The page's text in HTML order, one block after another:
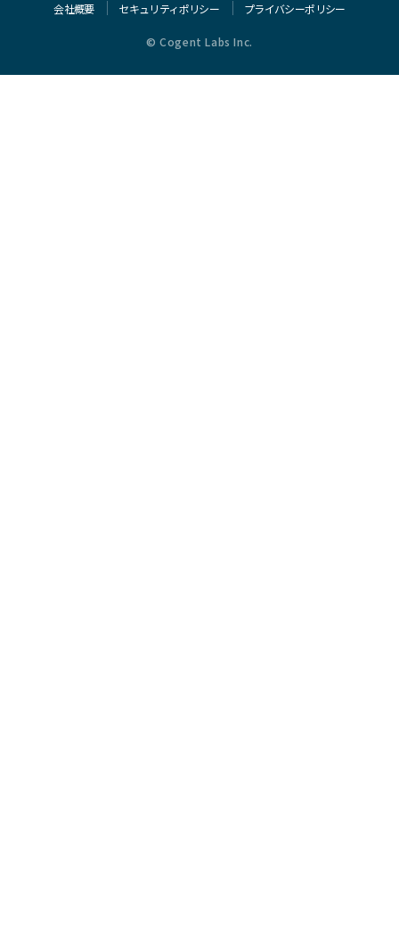
会社概要 セキュリティポリシー プライバシーポリシー
© Cogent Labs Inc.